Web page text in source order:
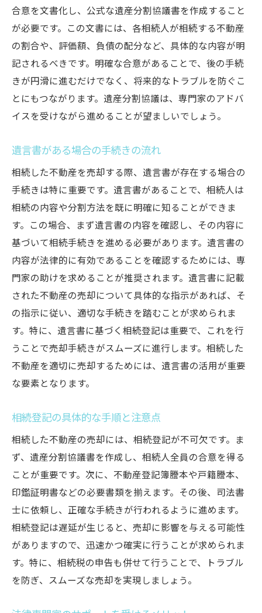
複数の査定結果を比較する方法
適正価格決定のためのポイント
価格交渉のテクニックと注意点
査定から価格決定までのスケジュール管理
売買契約書と登記手続きの重要性とその代行サ
売買契約書の基本構成と確認ポイント
登記手続きの具体的な流れと必要書類
代行サービスを依頼するメリットとその選
び方
契約書作成で注意すべき法律的側面
登記手続きの費用とその内訳
契約後の手続きとそのフォローアップ
不動産売却におけるトラブル事例とその回
避策
法律専門家の役割と相談のポイント
税務専門家に相談するタイミングと内容
専門家選びの基準と相談の進め方
事前に知っておくべき法律用語とその意味
相続した不動産売却を成功させるためのチェッ
クリスト活用術
チェックリストを活用したスケジュール管
理法
各ステップでのチェックリスト項目の具体
合意を文書化し、公式な遺産分割協議書を作成すること
が必要です。この文書には、各相続人が相続する不動産
の割合や、評価額、負債の配分など、具体的な内容が明
記されるべきです。明確な合意があることで、後の手続
きが円滑に進むだけでなく、将来的なトラブルを防ぐこ
とにもつながります。遺産分割協議は、専門家のアドバ
イスを受けながら進めることが望ましいでしょう。
遺言書がある場合の手続きの流れ
相続した不動産を売却する際、遺言書が存在する場合の
手続きは特に重要です。遺言書があることで、相続人は
相続の内容や分割方法を既に明確に知ることができま
す。この場合、まず遺言書の内容を確認し、その内容に
基づいて相続手続きを進める必要があります。遺言書の
内容が法律的に有効であることを確認するためには、専
門家の助けを求めることが推奨されます。遺言書に記載
された不動産の売却について具体的な指示があれば、そ
の指示に従い、適切な手続きを踏むことが求められま
す。特に、遺言書に基づく相続登記は重要で、これを行
うことで売却手続きがスムーズに進行します。相続した
不動産を適切に売却するためには、遺言書の活用が重要
な要素となります。
相続登記の具体的な手順と注意点
相続した不動産の売却には、相続登記が不可欠です。ま
ず、遺産分割協議書を作成し、相続人全員の合意を得る
ことが重要です。次に、不動産登記簿謄本や戸籍謄本、
印鑑証明書などの必要書類を揃えます。その後、司法書
士に依頼し、正確な手続きが行われるように進めます。
相続登記は遅延が生じると、売却に影響を与える可能性
がありますので、迅速かつ確実に行うことが求められま
す。特に、相続税の申告も併せて行うことで、トラブル
を防ぎ、スムーズな売却を実現しましょう。